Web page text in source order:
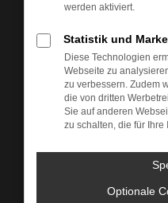
Montag
13:00
werden aktiviert.
Statistik und
Diese Technologien
Webseite zu
zu verbessern. Zudem
die von dritten
Sie auf anderen
zu schalten, die für
Optionale